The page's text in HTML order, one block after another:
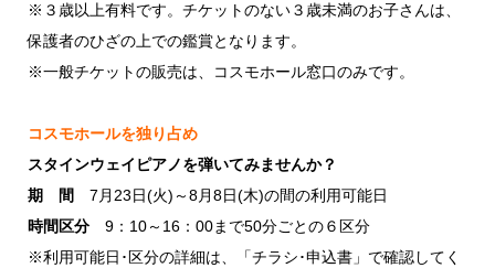
※３歳以上有料です。チケットのない３歳未満のお子さんは、
保護者のひざの上での鑑賞となります。
※一般チケットの販売は、コスモホール窓口のみです。
コスモホールを独り占め
スタインウェイピアノを弾いてみませんか？
期 間
7月23日(火)～8月8日(木)の間の利用可能日
時間区分 9：10～16：00まで50分ごとの６区分
※利用可能日･区分の詳細は、「チラシ･申込書」で確認してく